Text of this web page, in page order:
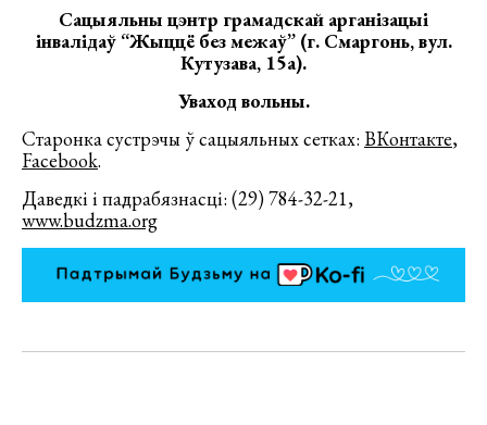
Сацыяльны цэнтр грамадскай арганізацыі
інвалідаў “Жыццё без межаў” (г. Смаргонь, вул.
Кутузава, 15а).
Уваход вольны.
Старонка сустрэчы ў сацыяльных сетках: ВКонтакте,
Facebook.
Даведкі і падрабязнасці: (29) 784-32-21,
www.budzma.org